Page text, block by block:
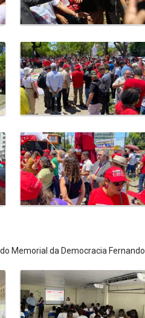
Memorial da Democracia Fernando